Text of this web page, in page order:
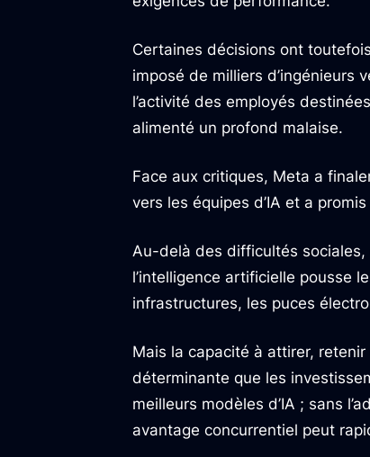
Certaines décisions ont
imposé de milliers d’ingénieurs
l’activité des employés
alimenté un profond malaise.
Face aux critiques, Meta a
vers les équipes d’IA et a
Au-delà des difficultés
l’intelligence artificielle pousse
infrastructures, les puces
Mais la capacité à attirer,
déterminante que les
meilleurs modèles d’IA ; sans
avantage concurrentiel peut